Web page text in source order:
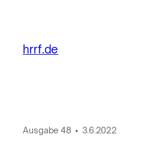
hrrf.de
Ausgabe48 • 3.6.2022